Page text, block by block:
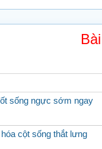
sống ngực sớm ngay
cột sống thắt lưng